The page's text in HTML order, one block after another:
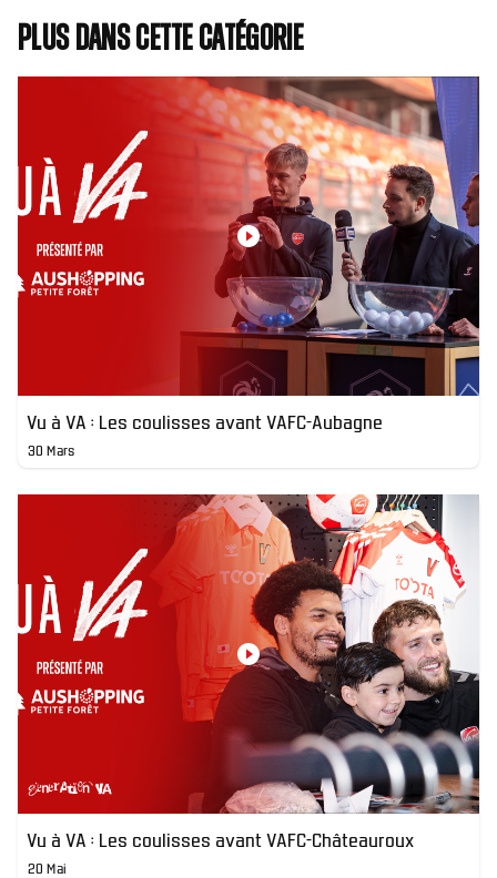
Plus dans cette catégorie
Vu à VA : Les coulisses avant VAFC-Aubagne
30 Mars
Vu à VA : Les coulisses avant VAFC-Châteauroux
20 Mai